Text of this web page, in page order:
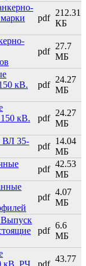
pdf
212.31
КБ
pdf
27.7
МБ
кВ.
pdf
24.27
МБ
кВ.
pdf
24.27
МБ
ВЛ 35-
pdf
14.04
МБ
pdf
42.53
МБ
pdf
4.07
МБ
Выпуск
pdf
6.6
МБ
43.77